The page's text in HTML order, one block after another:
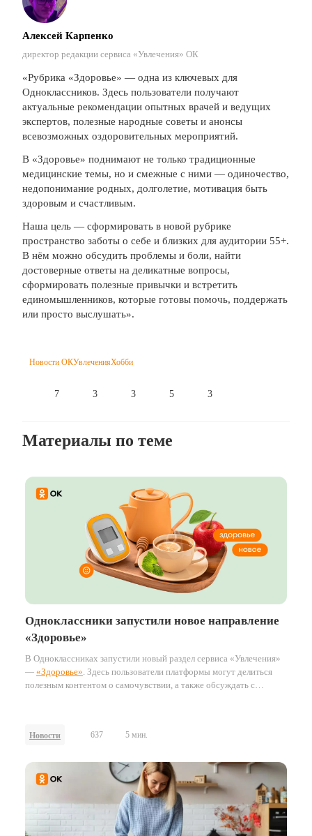
Алексей Карпенко
директор редакции сервиса «Увлечения» ОК
«Рубрика «Здоровье» — одна из ключевых для
Одноклассников. Здесь пользователи получают
актуальные рекомендации опытных врачей и ведущих
экспертов, полезные народные советы и анонсы
всевозможных оздоровительных мероприятий.
В «Здоровье» поднимают не только традиционные
медицинские темы, но и смежные с ними — одиночество,
недопонимание родных, долголетие, мотивация быть
здоровым и счастливым.
Наша цель — сформировать в новой рубрике
пространство заботы о себе и близких для аудитории 55+.
В нём можно обсудить проблемы и боли, найти
достоверные ответы на деликатные вопросы,
сформировать полезные привычки и встретить
единомышленников, которые готовы помочь, поддержать
или просто выслушать».
Новости ОКУвлеченияХобби
7 3 3 5 3
Материалы по теме
Одноклассники запустили новое направление
«Здоровье»
В Одноклассниках запустили новый раздел сервиса «Увлечения»
— «Здоровье». Здесь пользователи платформы могут делиться
полезным контентом о самочувствии, а также обсуждать с
суставов, артериальное давление, боли в спине.
Новости 637 5 мин.